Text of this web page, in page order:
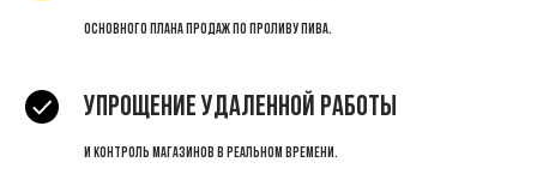
основного плана продаж по проливу пива.
Упрощение удаленной работы
и контроль магазинов в реальном времени.